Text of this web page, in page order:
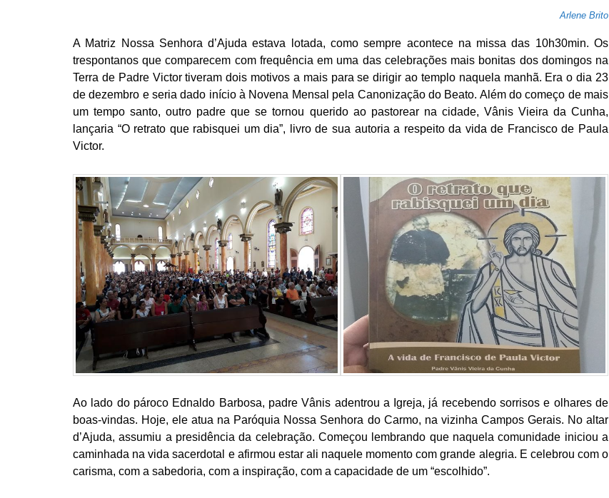
Arlene Brito
A Matriz Nossa Senhora d’Ajuda estava lotada, como sempre acontece na missa das 10h30min. Os
trespontanos que comparecem com frequência em uma das celebrações mais bonitas dos domingos na
Terra de Padre Victor tiveram dois motivos a mais para se dirigir ao templo naquela manhã. Era o dia 23
de dezembro e seria dado início à Novena Mensal pela Canonização do Beato. Além do começo de mais
um tempo santo, outro padre que se tornou querido ao pastorear na cidade, Vânis Vieira da Cunha,
lançaria “O retrato que rabisquei um dia”, livro de sua autoria a respeito da vida de Francisco de Paula
Victor.
Ao lado do pároco Ednaldo Barbosa, padre Vânis adentrou a Igreja, já recebendo sorrisos e olhares de
boas-vindas. Hoje, ele atua na Paróquia Nossa Senhora do Carmo, na vizinha Campos Gerais. No altar
d’Ajuda, assumiu a presidência da celebração. Começou lembrando que naquela comunidade iniciou a
caminhada na vida sacerdotal e afirmou estar ali naquele momento com grande alegria. E celebrou com o
carisma, com a sabedoria, com a inspiração, com a capacidade de um “escolhido”.